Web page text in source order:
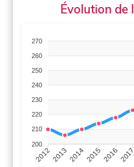
Évolution de
270
260
250
240
230
220
210
200
201220132014201520162017